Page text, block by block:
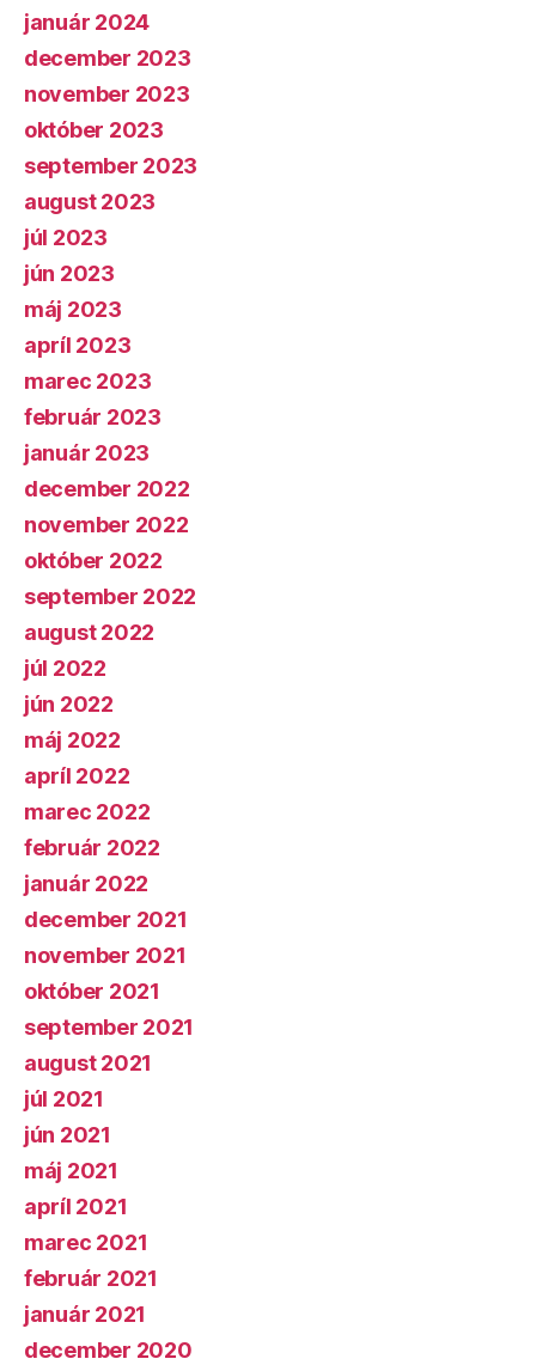
január 2024
december 2023
november 2023
október 2023
september 2023
august 2023
júl 2023
jún 2023
máj 2023
apríl 2023
marec 2023
február 2023
január 2023
december 2022
november 2022
október 2022
september 2022
august 2022
júl 2022
jún 2022
máj 2022
apríl 2022
marec 2022
február 2022
január 2022
december 2021
november 2021
október 2021
september 2021
august 2021
júl 2021
jún 2021
máj 2021
apríl 2021
marec 2021
február 2021
január 2021
december 2020